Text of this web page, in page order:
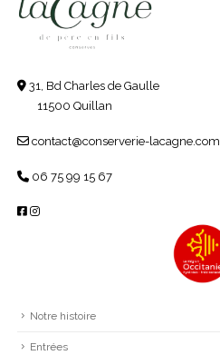
31, Bd Charles de Gaulle
11500 Quillan
contact@conserverie-lacagne.com
06 75 99 15 67
Notre histoire
Entrées